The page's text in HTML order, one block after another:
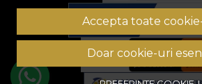
Accepta toate
Doar cookie-uri